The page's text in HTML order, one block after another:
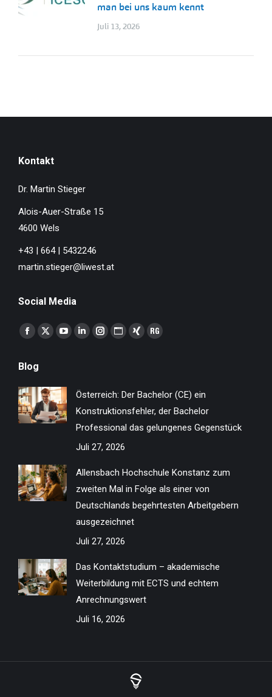
man bei uns kaum kennt
Juli 13, 2026
Kontakt
Dr. Martin Stieger
Alois-Auer-Straße 15
4600 Wels
+43 | 664 | 5432246
martin.stieger@liwest.at
Social Media
Finden Sie uns auf:
Facebook
opens
in
new
window
X
in
new
window
YouTube
in
new
window
Linkedin
new
window
Instagram
new
window
Website
new
window
XING
new
window
ResearchGate
new
window
Blog
Österreich: Der Bachelor (CE) ein
Konstruktionsfehler, der Bachelor
Professional das gelungenes Gegenstück
Juli 27, 2026
Allensbach Hochschule Konstanz zum
zweiten Mal in Folge als einer von
Deutschlands begehrtesten Arbeitgebern
ausgezeichnet
Juli 27, 2026
Das Kontaktstudium – akademische
Weiterbildung mit ECTS und echtem
Anrechnungswert
Juli 16, 2026